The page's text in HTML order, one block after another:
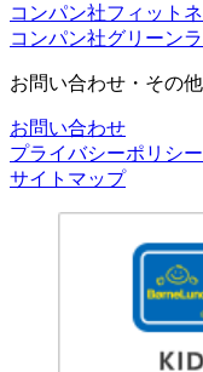
コンパン社フィット
コンパン社グリーン
お問い合わせ・その他
お問い合わせ
プライバシーポリシ
サイトマップ